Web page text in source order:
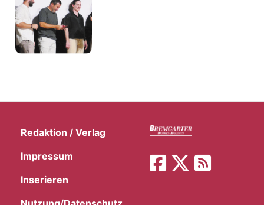
Redaktion / Verlag
Impressum
Inserieren